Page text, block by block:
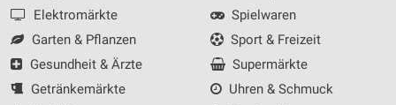
Elektromärkte
Garten & Pflanzen
Gesundheit & Ärzte
Getränkemärkte
Spielwaren
Sport & Freizeit
Supermärkte
Uhren & Schmuck